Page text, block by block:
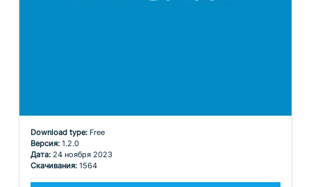
Download type: Free
Версия: 1.2.0
Дата: 24 ноября 2023
Скачивания: 1564